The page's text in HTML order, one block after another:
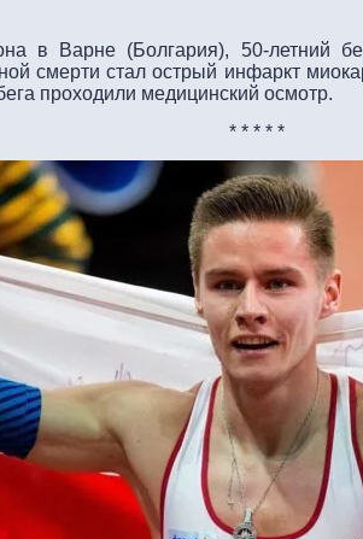
в Варне (Болгария), 50-летний
смерти стал острый инфаркт
проходили медицинский осмотр.
* * * * *